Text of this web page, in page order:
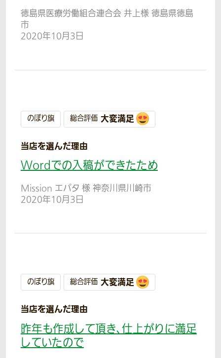
徳島県医療労働組合連合会 井上様 徳島県徳島
市
2020年10月3日
のぼり旗 総合評価 大変満足
当店を選んだ理由
Wordでの入稿ができたため
Mission エパタ 様 神奈川県川崎市
2020年10月3日
のぼり旗 総合評価 大変満足
当店を選んだ理由
昨年も作成して頂き、仕上がりに満足
していたので